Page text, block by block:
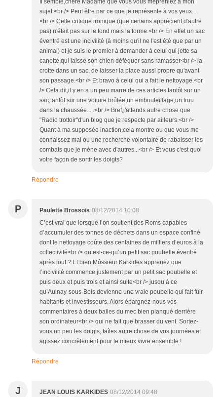
Il semble,chère Madame que vous vous mépreniez à mon
sujet.<br /> Peut être par ce que je représente à vos yeux....
<br /> Cette critique ironique (que certains apprécient,d'autre
pas) n'était pas sur le fond mais la forme.<br /> En effet un sac
éventré est une incivilité (à moins qu'il ne l'est été que par un
animal) et je suis le premier à demander à celui qui jette sa
canette,qui laisse son chien déféquer sans ramasser<br /> la
crotte dans un sac, de laisser la place aussi propre qu'avant
son passage.<br /> Et bravo à celui qui a fait le nettoyage.<br
/> Cela dit,il y en a un peu marre de ces articles tantôt sur un
sac,tantôt sur une voiture brûlée,un embouteillage,un trou
dans la chaussée.....<br /> Bref,j'attends autre chose que
"Radio trottoir"d'un blog que je respecte par ailleurs.<br />
Quant à ma supposée inaction,cela montre ou que vous me
connaissez mal ou une recherche volontaire de rabaisser les
combats que je mène avec d'autres...<br /> Et vous c'est quoi
votre façon de sortir les doigts?
Répondre
P Paulette Brossois 08/12/2014 10:08
C’est vrai que lorsque l’on soutient des Roms capables
d’accumuler des tonnes de déchets dans un espace confiné
dont le nettoyage coûte des centaines de milliers d’euros à la
collectivité<br /> qu’est-ce-qu’un petit sac poubelle éventré
après tout ? Et bien Môssieur Karkides apprenez que
l’incivilité commence justement par un petit sac poubelle et
puis deux et puis trois et ainsi suite<br /> jusqu’à ce
qu’Aulnay-sous-Bois devienne une vraie poubelle qui fait fuir
habitants et investisseurs. Alors épargnez-nous vos
commentaires à deux balles du mec bien planqué derrière
son ordinateur<br /> qui ne fait que brasser du vent. Sortez-
vous un peu les doigts, faîtes autre chose de vos journées et
agissez concrètement pour le mieux vivre ensemble !
Répondre
J JEAN LOUIS KARKIDES 08/12/2014 09:48